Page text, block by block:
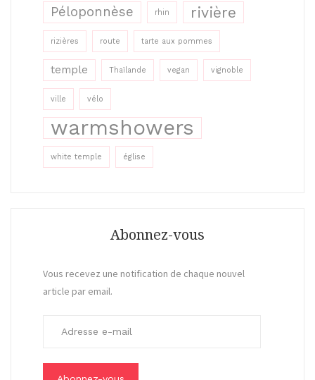
Péloponnèse rhin rivière
rizières route tarte aux pommes
temple Thaïlande vegan vignoble
ville vélo
warmshowers
white temple église
Abonnez-vous
Vous recevez une notification de chaque nouvel
article par email.